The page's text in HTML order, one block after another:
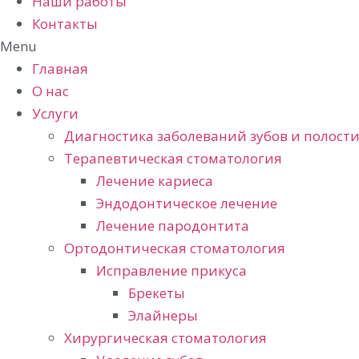
Контакты
Menu
Главная
О нас
Услуги
Диагностика заболеваний зубов и
Терапевтическая стоматология
Лечение кариеса
Эндодонтическое лечение
Лечение пародонтита
Ортодонтическая стоматология
Исправление прикуса
Брекеты
Элайнеры
Хирургическая стоматология